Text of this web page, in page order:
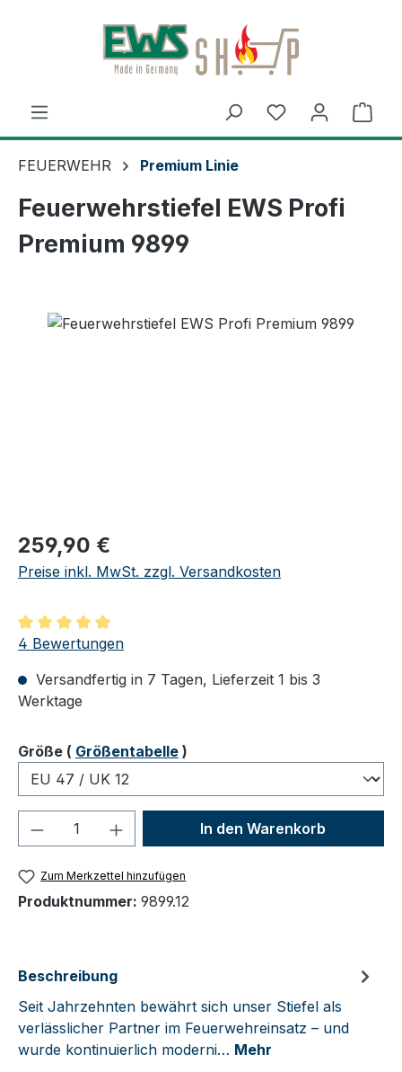
Zum Hauptinhalt springen
FEUERWEHR Premium Linie
Feuerwehrstiefel EWS Profi
Premium 9899
Regulärer Preis:
259,90 €
Preise inkl. MwSt. zzgl. Versandkosten
Durchschnittliche Bewertung von 5 von 5 Sternen
4 Bewertungen
Versandfertig in 7 Tagen, Lieferzeit 1 bis 3
Werktage
Größeauswählen
( Größentabelle )
Produkt Anzahl: Gib denIn den Warenkorb
Zum Merkzettel hinzufügen
Produktnummer: 9899.12
Beschreibung
Seit Jahrzehnten bewährt sich unser Stiefel als
verlässlicher Partner im Feuerwehreinsatz – und
wurde kontinuierlich moderni… Mehr